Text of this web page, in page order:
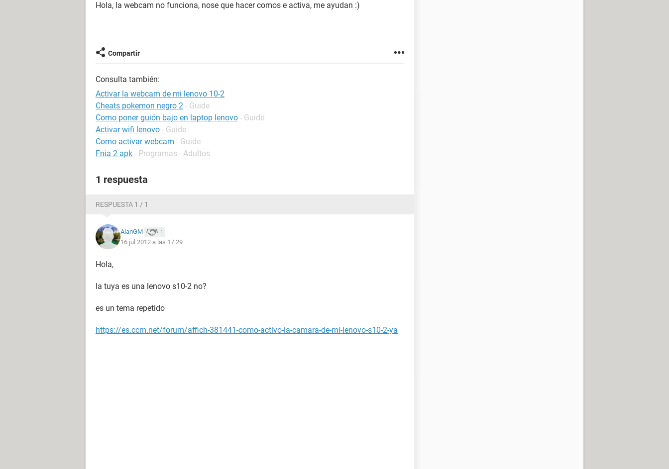
Hola, la webcam no funciona, nose que hacer comos e activa, me ayudan :)
Compartir
Consulta también:
Activar la webcam de mi lenovo 10-2
Cheats pokemon negro 2 - Guide
Como poner guión bajo en laptop lenovo - Guide
Activar wifi lenovo - Guide
Como activar webcam - Guide
Fnia 2 apk - Programas - Adultos
1 respuesta
RESPUESTA 1 / 1
AlanGM 1
16 jul 2012 a las 17:29
Hola,
la tuya es una lenovo s10-2 no?
es un tema repetido
https://es.ccm.net/forum/affich-381441-como-activo-la-camara-de-mi-lenovo-s10-2-ya